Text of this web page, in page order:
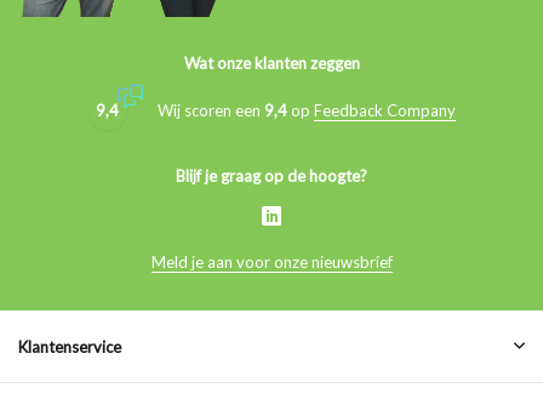
Wat onze klanten zeggen
9,4 Wij scoren een 9,4op Feedback Company
Blijf je graag op de hoogte?
Meld je aan voor onze nieuwsbrief
Klantenservice